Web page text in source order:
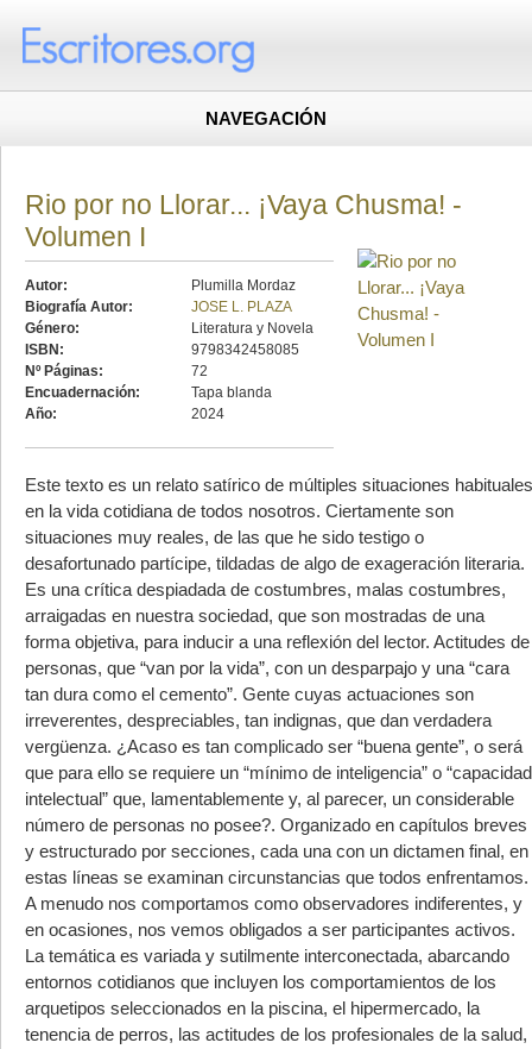
NAVEGACIÓN
Rio por no Llorar... ¡Vaya Chusma! -
Volumen I
Autor:
Plumilla Mordaz
Biografía Autor:
JOSE L. PLAZA
Género:
Literatura y Novela
ISBN:
9798342458085
Nº Páginas:
72
Encuadernación:
Tapa blanda
Año:
2024
Este texto es un relato satírico de múltiples situaciones habituales
en la vida cotidiana de todos nosotros. Ciertamente son
situaciones muy reales, de las que he sido testigo o
desafortunado partícipe, tildadas de algo de exageración literaria.
Es una crítica despiadada de costumbres, malas costumbres,
arraigadas en nuestra sociedad, que son mostradas de una
forma objetiva, para inducir a una reflexión del lector. Actitudes de
personas, que “van por la vida”, con un desparpajo y una “cara
tan dura como el cemento”. Gente cuyas actuaciones son
irreverentes, despreciables, tan indignas, que dan verdadera
vergüenza. ¿Acaso es tan complicado ser “buena gente”, o será
que para ello se requiere un “mínimo de inteligencia” o “capacidad
intelectual” que, lamentablemente y, al parecer, un considerable
número de personas no posee?. Organizado en capítulos breves
y estructurado por secciones, cada una con un dictamen final, en
estas líneas se examinan circunstancias que todos enfrentamos.
A menudo nos comportamos como observadores indiferentes, y
en ocasiones, nos vemos obligados a ser participantes activos.
La temática es variada y sutilmente interconectada, abarcando
entornos cotidianos que incluyen los comportamientos de los
arquetipos seleccionados en la piscina, el hipermercado, la
tenencia de perros, las actitudes de los profesionales de la salud,